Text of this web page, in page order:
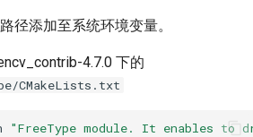
径添加至系统环境变量。
4.7.0 下的
CMakeLists.txt
"FreeType module. It enables to